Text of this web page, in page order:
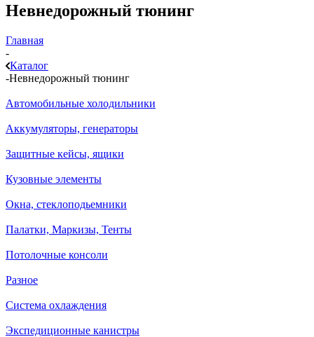
Невнедорожный тюнинг
Главная
-
Каталог
-Невнедорожный тюнинг
Автомобильные холодильники
Аккумуляторы, генераторы
Защитные кейсы, ящики
Кузовные элементы
Окна, стеклоподьемники
Палатки, Маркизы, Тенты
Потолочные консоли
Разное
Система охлаждения
Экспедиционные канистры